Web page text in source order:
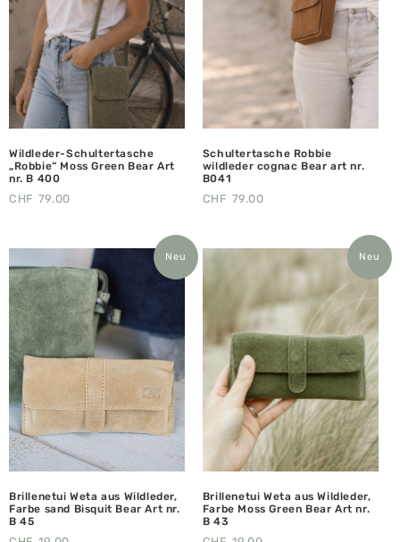
Wildleder-Schultertasche
„Robbie“ Moss Green Bear Art
nr. B 400
CHF 79.00
Schultertasche Robbie
wildleder cognac Bear art nr.
B041
CHF 79.00
Neu
Brillenetui Weta aus Wildleder,
Farbe sand Bisquit Bear Art nr.
B 45
Neu
Brillenetui Weta aus Wildleder,
Farbe Moss Green Bear Art nr.
B 43